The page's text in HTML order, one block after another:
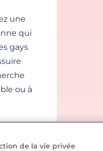
une
qui
gays
ou à
de la vie privée